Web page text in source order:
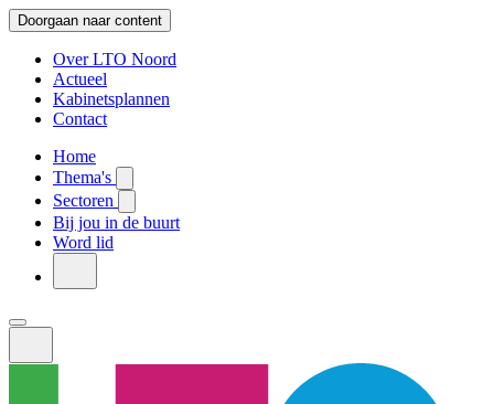
Doorgaan naar content
Over LTO Noord
Actueel
Kabinetsplannen
Contact
Home
Thema's
Sectoren
Bij jou in de buurt
Word lid